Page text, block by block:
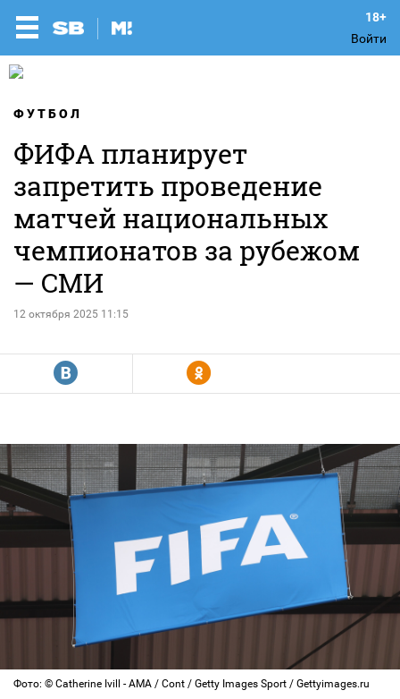
Войти
ФУТБОЛ
ФИФА планирует
запретить проведение
матчей национальных
чемпионатов за рубежом
— СМИ
12 октября 2025 11:15
R Y
Фото: © Catherine Ivill - AMA / Cont / Getty Images Sport / Gettyimages.ru